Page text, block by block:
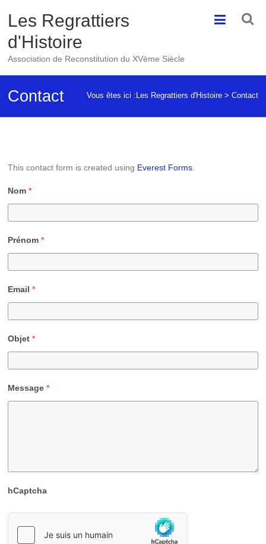
Les Regrattiers
d'Histoire
Association de Reconstitution du XVème Siècle
Contact Vous êtes ici : Les Regrattiers d'Histoire> Contact
This contact form is created using Everest Forms
Nom *
Prénom *
Email *
Objet *
Message *
hCaptcha